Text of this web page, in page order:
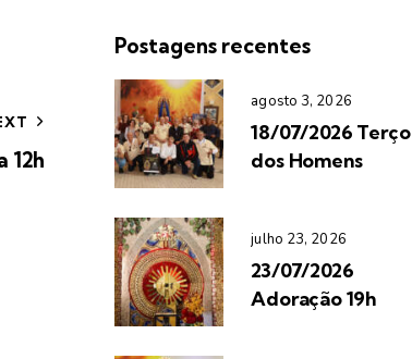
12h
Postagens recentes
agosto 3, 2026
18/07/2026 Terço
dos Homens
julho 23, 2026
23/07/2026
Adoração 19h